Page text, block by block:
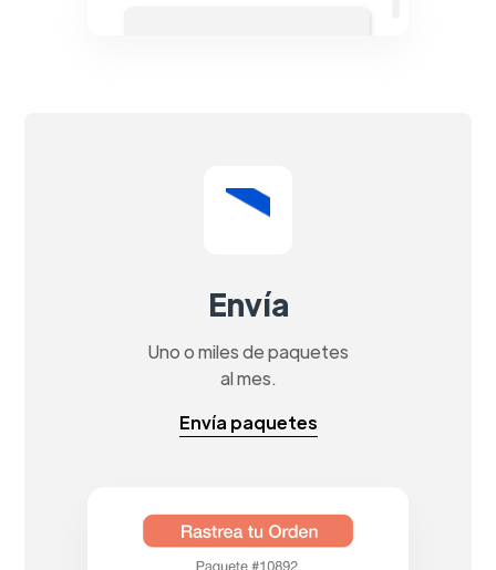
Envía
Uno o miles de paquetes
al mes.
Envía paquetes